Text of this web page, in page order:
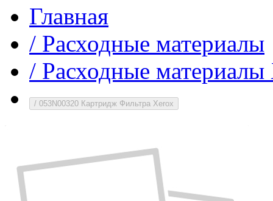
Главная
/ Расходные материалы
/ Расходные
/ 053N00320 Картридж Фильтра Xerox